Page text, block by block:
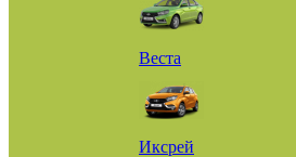
Веста
Иксрей